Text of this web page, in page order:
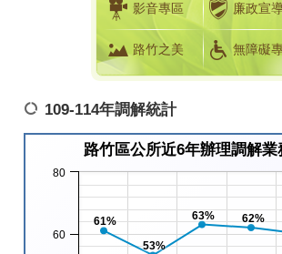
影音專區 廉政宣
路竹之美 無障礙
109-114年調解統計
路竹區公所近6年辦理調解業
61%
53%
63% 62%
60
80